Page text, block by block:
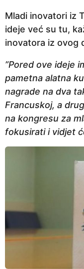
Mladi inovatori iz
ideje već su tu,
inovatora iz ovog
”Pored ove ideje
pametna alatna
nagrade na dva
Francuskoj, a
na kongresu za
fokusirati i vidjet